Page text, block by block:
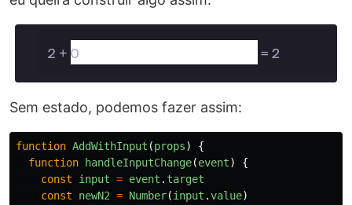
Sem estado, podemos fazer assim:
function AddWithInput (props)
{
function
handleInputChange(event)
{
const
input = event . target
const
newN2 = Number(input .value)